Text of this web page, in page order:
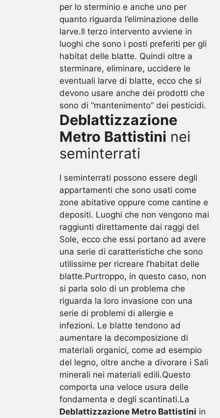
per lo sterminio e anche uno per
quanto riguarda l’eliminazione delle
larve.Il terzo intervento avviene in
luoghi che sono i posti preferiti per gli
habitat delle blatte. Quindi oltre a
sterminare, eliminare, uccidere le
eventuali larve di blatte, ecco che si
devono usare anche dei prodotti che
sono di “mantenimento” dei pesticidi.
Deblattizzazione
Metro Battistini nei
seminterrati
I seminterrati possono essere degli
appartamenti che sono usati come
zone abitative oppure come cantine e
depositi. Luoghi che non vengono mai
raggiunti direttamente dai raggi del
Sole, ecco che essi portano ad avere
una serie di caratteristiche che sono
utilissime per ricreare l’habitat delle
blatte.Purtroppo, in questo caso, non
si parla solo di un problema che
riguarda la loro invasione con una
serie di problemi di allergie e
infezioni. Le blatte tendono ad
aumentare la decomposizione di
materiali organici, come ad esempio
del legno, oltre anche a divorare i Sali
minerali nei materiali edili.Questo
comporta una veloce usura delle
fondamenta e degli scantinati.La
Deblattizzazione Metro Battistini in